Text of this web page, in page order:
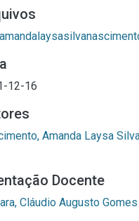
12-16
Amanda Laysa
Docente
Cláudio Augusto